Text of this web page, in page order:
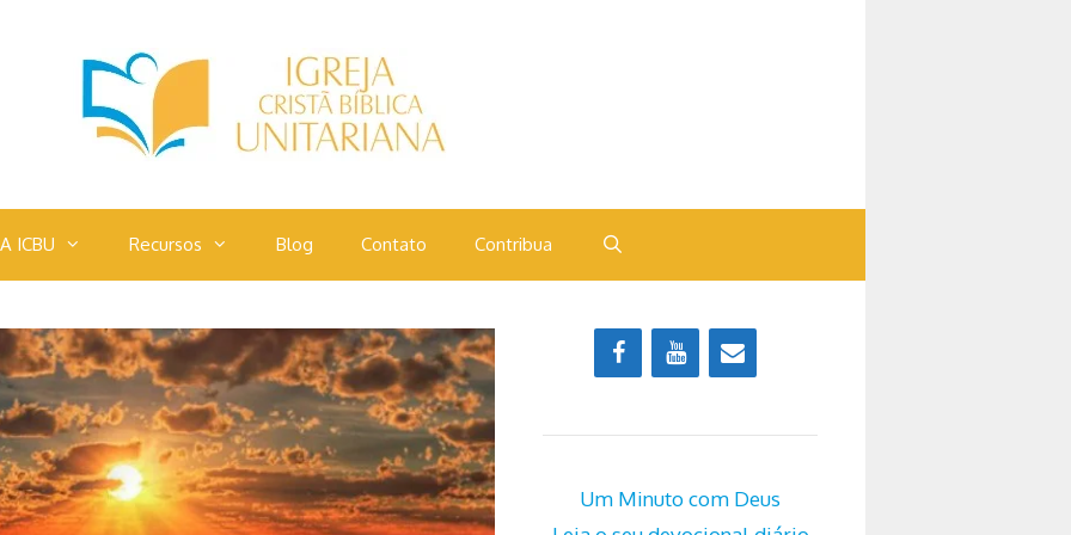
A ICBU Recursos Blog Contato Contribua
Um Minuto com Deus